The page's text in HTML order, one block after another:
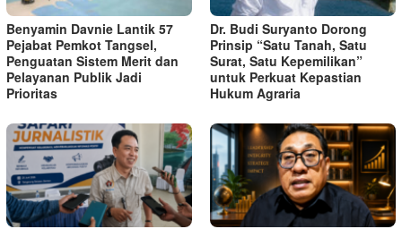
Benyamin Davnie Lantik 57
Pejabat Pemkot Tangsel,
Penguatan Sistem Merit dan
Pelayanan Publik Jadi
Prioritas
Dr. Budi Suryanto Dorong
Prinsip “Satu Tanah, Satu
Surat, Satu Kepemilikan”
untuk Perkuat Kepastian
Hukum Agraria